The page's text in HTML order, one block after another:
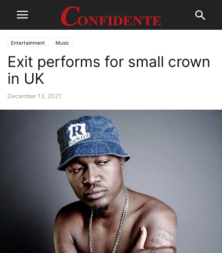
Entertainment Music
Exit performs for small crown
in UK
December 13, 2021